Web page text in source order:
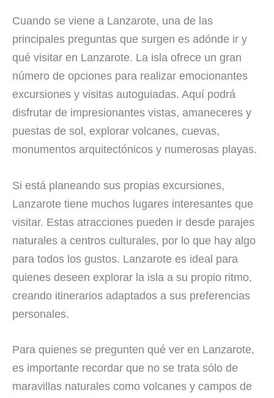
Cuando se viene a Lanzarote, una de las
principales preguntas que surgen es adónde ir y
qué visitar en Lanzarote. La isla ofrece un gran
número de opciones para realizar emocionantes
excursiones y visitas autoguiadas. Aquí podrá
disfrutar de impresionantes vistas, amaneceres y
puestas de sol, explorar volcanes, cuevas,
monumentos arquitectónicos y numerosas playas.
Si está planeando sus propias excursiones,
Lanzarote tiene muchos lugares interesantes que
visitar. Estas atracciones pueden ir desde parajes
naturales a centros culturales, por lo que hay algo
para todos los gustos. Lanzarote es ideal para
quienes deseen explorar la isla a su propio ritmo,
creando itinerarios adaptados a sus preferencias
personales.
Para quienes se pregunten qué ver en Lanzarote,
es importante recordar que no se trata sólo de
maravillas naturales como volcanes y campos de